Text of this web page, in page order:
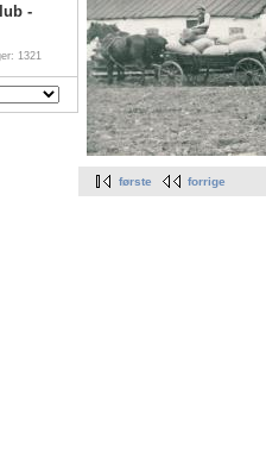
-
1321
første forrige